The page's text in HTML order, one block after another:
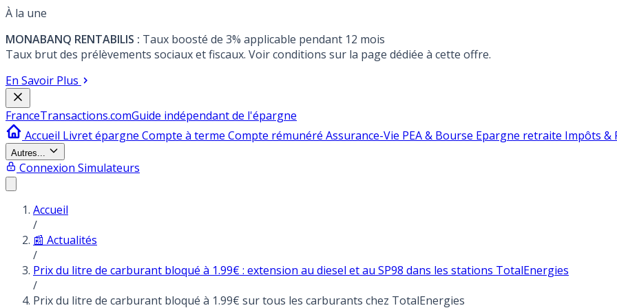
À la une
MONABANQ RENTABILIS : Taux boosté de 3% applicable pendant 12 mois
Taux brut des prélèvements sociaux et fiscaux. Voir conditions sur la page dédiée à cette offre.
En Savoir Plus
FranceTransactions.comGuide indépendant de l'épargne
Accueil Livret épargne Compte à terme Compte rémunéré Assurance-Vie PEA & Bourse Epargne retraite Impôts &
Autres...
Connexion Simulateurs
Accueil
/
📰 Actualités
/
Prix du litre de carburant bloqué à 1.99€ : extension au diesel et au SP98 dans les stations TotalEnergies
/
Prix du litre de carburant bloqué à 1.99€ sur tous les carburants chez TotalEnergies